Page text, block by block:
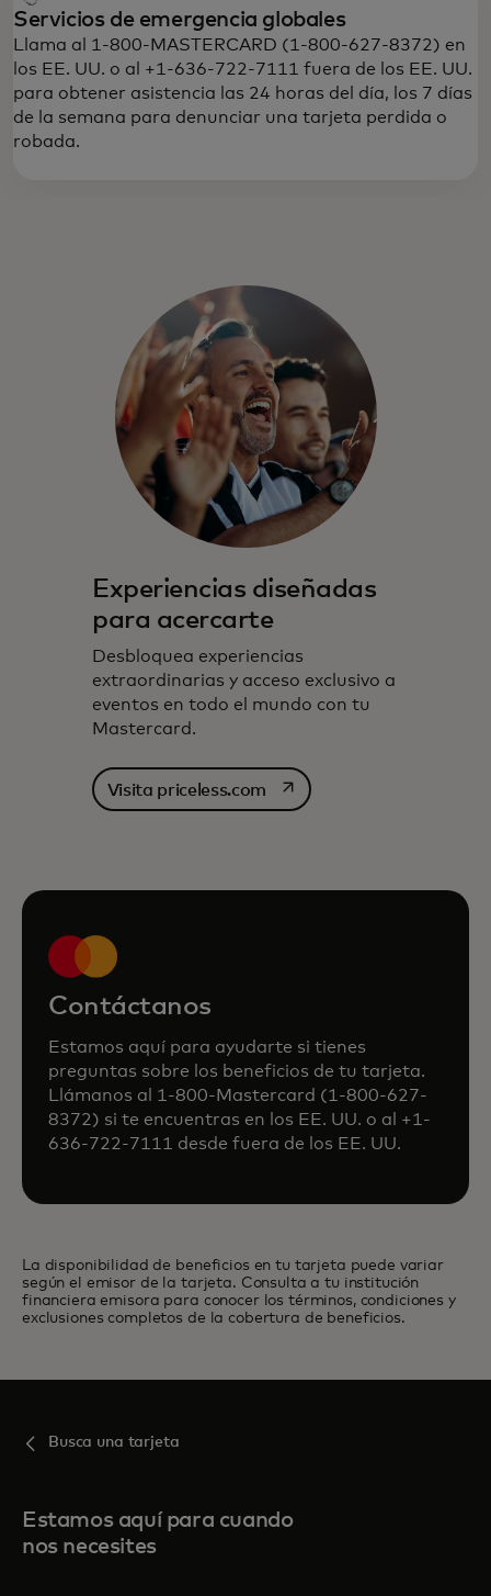
Servicios de emergencia globales
Llama al 1-800-MASTERCARD (1-800-627-8372) en
los EE. UU. o al +1-636-722-7111 fuera de los EE. UU.
para obtener asistencia las 24 horas del día, los 7 días
de la semana para denunciar una tarjeta perdida o
robada.
Experiencias diseñadas
para acercarte
Desbloquea experiencias
extraordinarias y acceso exclusivo a
eventos en todo el mundo con tu
Mastercard.
Visita priceless.com se abre en una pestaña
Contáctanos
Estamos aquí para ayudarte si tienes
preguntas sobre los beneficios de tu tarjeta.
Llámanos al 1-800-Mastercard (1-800-627-
8372) si te encuentras en los EE. UU. o al +1-
636-722-7111 desde fuera de los EE. UU.
La disponibilidad de beneficios en tu tarjeta puede variar
según el emisor de la tarjeta. Consulta a tu institución
financiera emisora para conocer los términos, condiciones y
exclusiones completos de la cobertura de beneficios.
Busca una tarjeta
Estamos aquí para cuando
nos necesites